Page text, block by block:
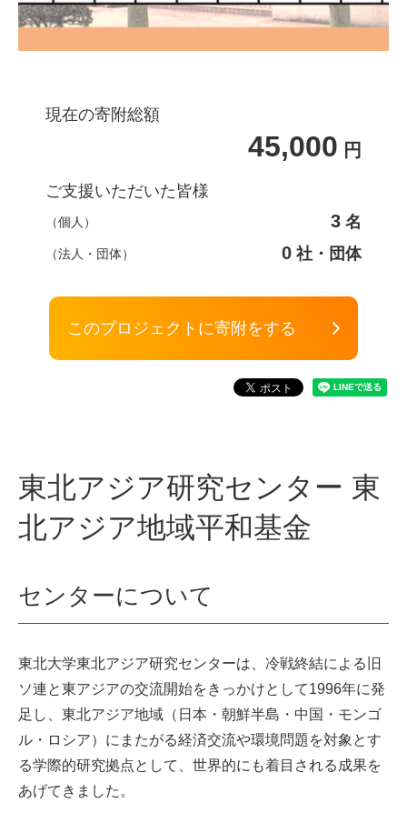
現在の寄附総額
45,000 円
ご支援いただいた皆様
（個人） 3 名
（法人・団体） 0 社・団体
このプロジェクトに寄附をする
東北アジア研究センター 東
北アジア地域平和基金
センターについて
東北大学東北アジア研究センターは、冷戦終結による旧
ソ連と東アジアの交流開始をきっかけとして1996年に発
足し、東北アジア地域（日本・朝鮮半島・中国・モンゴ
ル・ロシア）にまたがる経済交流や環境問題を対象とす
る学際的研究拠点として、世界的にも着目される成果を
あげてきました。